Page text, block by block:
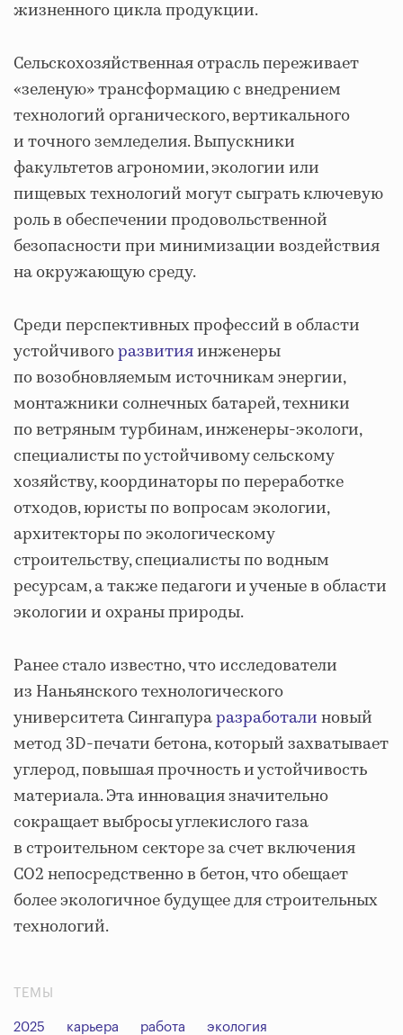
жизненного цикла продукции.
Сельскохозяйственная отрасль переживает
«зеленую» трансформацию с внедрением
технологий органического, вертикального
и точного земледелия. Выпускники
факультетов агрономии, экологии или
пищевых технологий могут сыграть ключевую
роль в обеспечении продовольственной
безопасности при минимизации воздействия
на окружающую среду.
Среди перспективных профессий в области
устойчивогоразвитияинженеры
по возобновляемым источникам энергии,
монтажники солнечных батарей, техники
по ветряным турбинам, инженеры-экологи,
специалисты по устойчивому сельскому
хозяйству, координаторы по переработке
отходов, юристы по вопросам экологии,
архитекторы по экологическому
строительству, специалисты по водным
ресурсам, а также педагоги и ученые в области
экологии и охраны природы.
Ранее стало известно, что исследователи
из Наньянского технологического
университета Сингапураразработалиновый
метод 3D-печати бетона, который захватывает
углерод, повышая прочность и устойчивость
материала. Эта инновация значительно
сокращает выбросы углекислого газа
в строительном секторе за счет включения
CO2 непосредственно в бетон, что обещает
более экологичное будущее для строительных
технологий.
ТЕМЫ
2025 карьера работа экология